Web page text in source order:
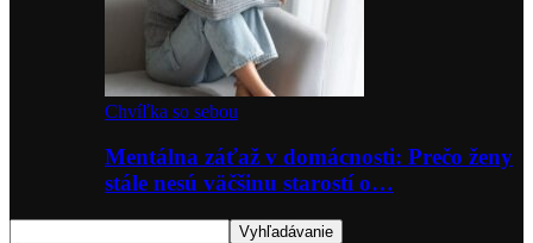
Chvíľka so sebou
Mentálna záťaž v domácnosti: Prečo ženy
stále nesú väčšinu starostí o…